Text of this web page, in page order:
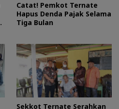
Catat! Pemkot Ternate
Hapus Denda Pajak Selama
Tiga Bulan
Sekkot Ternate Serahkan